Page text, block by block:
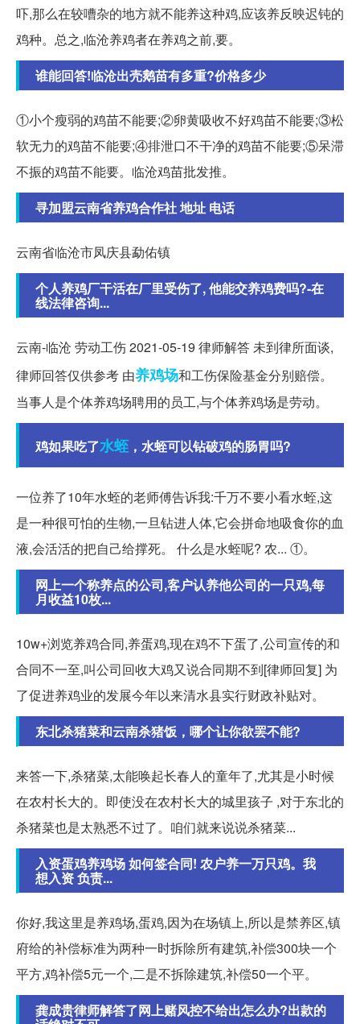
吓,那么在较嘈杂的地方就不能养这种鸡,应该养反映迟钝的
鸡种。总之,临沧养鸡者在养鸡之前,要。
谁能回答!临沧出壳鹅苗有多重?价格多少
①小个瘦弱的鸡苗不能要;②卵黄吸收不好鸡苗不能要;③松
软无力的鸡苗不能要;④排泄口不干净的鸡苗不能要;⑤呆滞
不振的鸡苗不能要。临沧鸡苗批发推。
寻加盟云南省养鸡合作社 地址 电话
云南省临沧市凤庆县勐佑镇
个人养鸡厂干活在厂里受伤了, 他能交养鸡费吗?-在
线法律咨询...
云南-临沧 劳动工伤 2021-05-19 律师解答 未到律所面谈,
律师回答仅供参考 由养鸡场和工伤保险基金分别赔偿。
当事人是个体养鸡场聘用的员工,与个体养鸡场是劳动。
鸡如果吃了水蛭 ，水蛭可以钻破鸡的肠胃吗?
一位养了10年水蛭的老师傅告诉我:千万不要小看水蛭,这
是一种很可怕的生物,一旦钻进人体,它会拼命地吸食你的血
液,会活活的把自己给撑死。 什么是水蛭呢? 农... ①。
网上一个称养点的公司,客户认养他公司的一只鸡,每
月收益10枚...
10w+浏览养鸡合同,养蛋鸡,现在鸡不下蛋了,公司宣传的和
合同不一至,叫公司回收大鸡又说合同期不到[律师回复] 为
了促进养鸡业的发展今年以来清水县实行财政补贴对。
东北杀猪菜和云南杀猪饭，哪个让你欲罢不能?
来答一下,杀猪菜,太能唤起长春人的童年了,尤其是小时候
在农村长大的。即使没在农村长大的城里孩子 ,对于东北的
杀猪菜也是太熟悉不过了。咱们就来说说杀猪菜...
入资蛋鸡养鸡场 如何签合同! 农户养一万只鸡。我
想入资 负责...
你好,我这里是养鸡场,蛋鸡,因为在场镇上,所以是禁养区,镇
府给的补偿标准为两种一时拆除所有建筑,补偿300块一个
平方,鸡补偿5元一个,二是不拆除建筑,补偿50一个平。
龚成贵律师解答了网上赌风控不给出怎么办?出款的